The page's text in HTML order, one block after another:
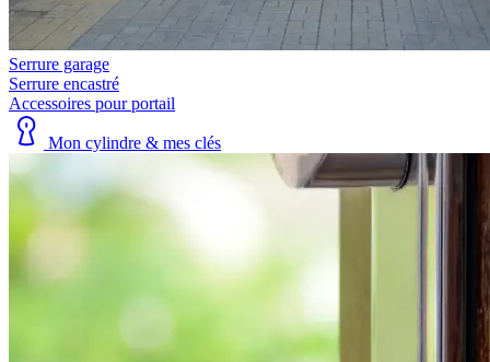
Serrure garage
Serrure encastré
Accessoires pour portail
Mon cylindre & mes clés